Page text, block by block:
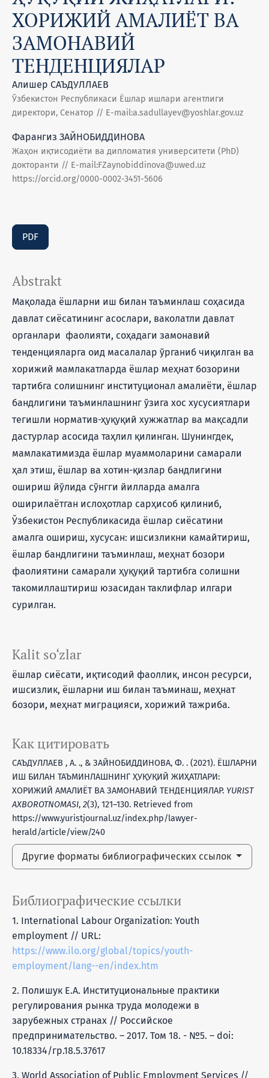
ХОРИЖИЙ АМАЛИЁТ ВА
ЗАМОНАВИЙ
ТЕНДЕНЦИЯЛАР
Алишер САЪДУЛЛАЕВ
Ўзбекистон Республикаси Ёшлар ишлари агентлиги
директори, Сенатор // E-mail:a.sadullayev@yoshlar.gov.uz
Фарангиз ЗАЙНОБИДДИНОВА
Жаҳон иқтисодиёти ва дипломатия университети (PhD)
докторанти // E-mail:FZaynobiddinova@uwed.uz
https://orcid.org/0000-0002-3451-5606
PDF
Kalit so‘zlar
ёшлар сиёсати, иқтисодий фаоллик, инсон ресурси,
ишсизлик, ёшларни иш билан таъминаш, меҳнат
бозори, меҳнат миграцияси, хорижий тажриба.
Как цитировать
САЪДУЛЛАЕВ , А. ., & ЗАЙНОБИДДИНОВА, Ф. . (2021). ЁШЛАРНИ
ИШ БИЛАН ТАЪМИНЛАШНИНГ ҲУҚУҚИЙ ЖИҲАТЛАРИ:
ХОРИЖИЙ АМАЛИЁТ ВА ЗАМОНАВИЙ ТЕНДЕНЦИЯЛАР. YURIST
AXBOROTNOMASI, 2(3), 121–130. Retrieved from
https://www.yuristjournal.uz/index.php/lawyer-
herald/article/view/240
Другие форматы библиографических ссылок
Abstrakt
Мақолада ёшларни иш билан таъминлаш соҳасида
давлат сиёсатининг асослари, ваколатли давлат
органлари фаолияти, соҳадаги замонавий
тенденцияларга оид масалалар ўрганиб чиқилган ва
хорижий мамлакатларда ёшлар меҳнат бозорини
тартибга солишнинг институционал амалиёти, ёшлар
бандлигини таъминлашнинг ўзига хос хусусиятлари
тегишли норматив-ҳуқуқий хужжатлар ва мақсадли
дастурлар асосида таҳлил қилинган. Шунингдек,
мамлакатимизда ёшлар муаммоларини самарали
ҳал этиш, ёшлар ва хотин-қизлар бандлигини
ошириш йўлида сўнгги йилларда амалга
оширилаётган ислоҳотлар сарҳисоб қилиниб,
Ўзбекистон Республикасида ёшлар сиёсатини
амалга ошириш, хусусан: ишсизликни камайтириш,
ёшлар бандлигини таъминлаш, меҳнат бозори
фаолиятини самарали ҳуқуқий тартибга солишни
такомиллаштириш юзасидан таклифлар илгари
сурилган.
Библиографические ссылки
1. International Labour Organization: Youth
employment // URL:
https://www.ilo.org/global/topics/youth-
employment/lang--en/index.htm
2. Полишук Е.А. Институциональные практики
регулирования рынка труда молодежи в
зарубежных странах // Российское
предпринимательство. – 2017. Том 18. - №5. – doi:
10.18334/гр.18.5.37617
3. World Association of Public Employment Services //